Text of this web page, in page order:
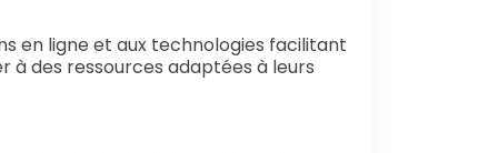
en ligne et aux technologies facilitant
à des ressources adaptées à leurs